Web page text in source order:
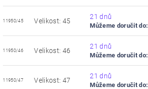
11950/45 Velikost: 45
21 dnů
Můžeme doručit do:
11950/46 Velikost: 46
21 dnů
Můžeme doručit do:
11950/47 Velikost: 47
21 dnů
Můžeme doručit do: